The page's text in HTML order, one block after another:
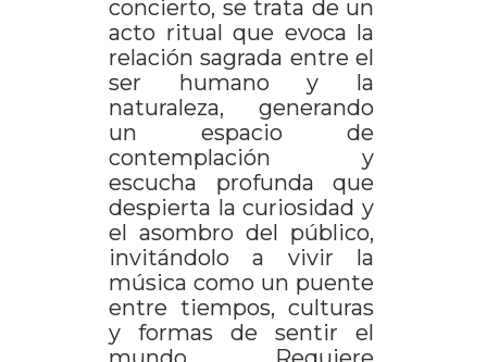
concierto, se trata de un
acto ritual que evoca la
relación sagrada entre el
ser humano y la
naturaleza, generando
un espacio de
contemplación y
escucha profunda que
despierta la curiosidad y
el asombro del público,
invitándolo a vivir la
música como un puente
entre tiempos, culturas
y formas de sentir el